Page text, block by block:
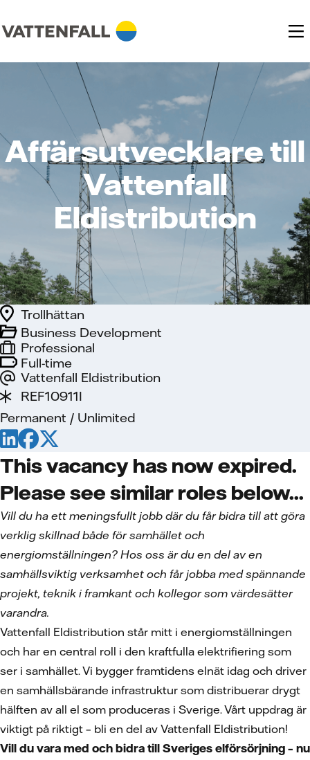
Affärsutvecklare till
Vattenfall
Eldistribution
Full-time
Vattenfall Eldistribution
Business Development
Trollhättan
Professional
REF10911I
Permanent / Unlimited
This vacancy has now expired.
Please see similar roles below...
Vill du ha ett meningsfullt jobb där du får bidra till att göra
verklig skillnad både för samhället och
energiomställningen? Hos oss är du en del av en
samhällsviktig verksamhet och får jobba med spännande
projekt, teknik i framkant och kollegor som värdesätter
varandra.
Vattenfall Eldistribution står mitt i energiomställningen
och har en central roll i den kraftfulla elektrifiering som
ser i samhället. Vi bygger framtidens elnät idag och driver
en samhällsbärande infrastruktur som distribuerar drygt
hälften av all el som produceras i Sverige. Vårt uppdrag är
viktigt på riktigt – bli en del av Vattenfall Eldistribution!
Vill du vara med och bidra till Sveriges elförsörjning – nu